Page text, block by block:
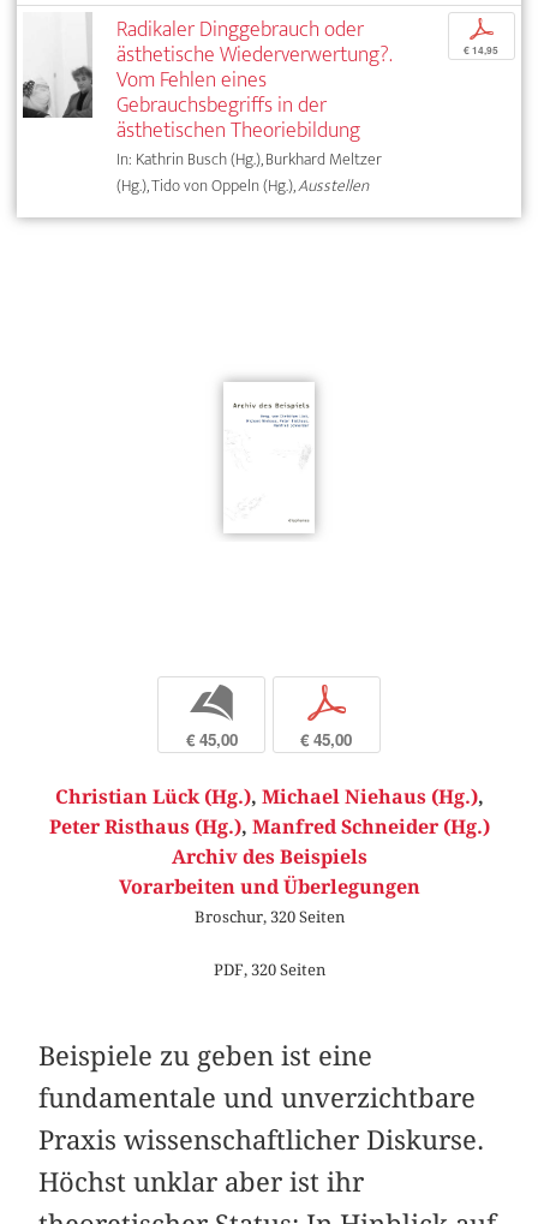
Radikaler Dinggebrauch oder
ästhetische Wiederverwertung?.
Vom Fehlen eines
Gebrauchsbegriffs in der
ästhetischen Theoriebildung
In: Kathrin Busch (Hg.), Burkhard Meltzer
(Hg.), Tido von Oppeln (Hg.),Ausstellen
p
€ 14,95
b
€ 45,00
p
€ 45,00
Christian Lück (Hg.), Michael Niehaus (Hg.),
Peter Risthaus (Hg.), Manfred Schneider (Hg.)
Archiv des Beispiels
Vorarbeiten und Überlegungen
Broschur, 320 Seiten
PDF, 320 Seiten
Beispiele zu geben ist eine
fundamentale und unverzichtbare
Praxis wissenschaftlicher Diskurse.
Höchst unklar aber ist ihr